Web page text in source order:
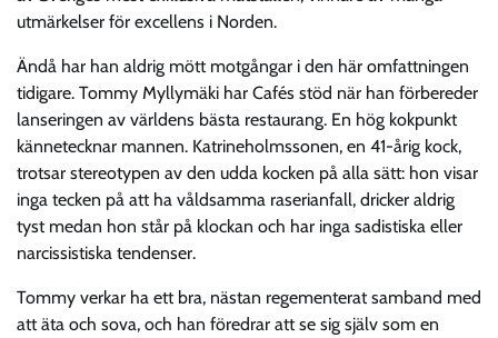
utmärkelser för excellens i Norden.
Ändå har han aldrig mött motgångar i den här omfattningen
tidigare. Tommy Myllymäki har Cafés stöd när han förbereder
lanseringen av världens bästa restaurang. En hög kokpunkt
kännetecknar mannen. Katrineholmssonen, en 41-årig kock,
trotsar stereotypen av den udda kocken på alla sätt: hon visar
inga tecken på att ha våldsamma raserianfall, dricker aldrig
tyst medan hon står på klockan och har inga sadistiska eller
narcissistiska tendenser.
Tommy verkar ha ett bra, nästan regementerat samband med
att äta och sova, och han föredrar att se sig själv som en